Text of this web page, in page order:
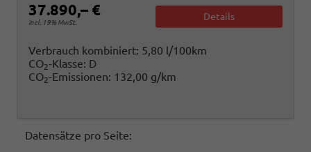
37.890,– €
incl. 19% MwSt.
Details
Verbrauch kombiniert: 5,80 l/100km
CO2-Klasse: D
CO2-Emissionen: 132,00 g/km
Datensätze pro Seite: